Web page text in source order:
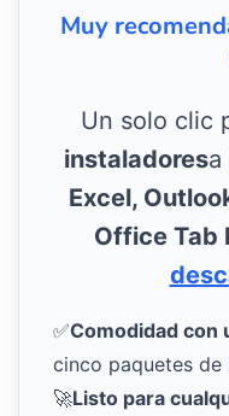
Muy
Un solo clic
instaladores
Excel,
Office Tab
✅Comodidad con
cinco paquetes de
🚀Listo para